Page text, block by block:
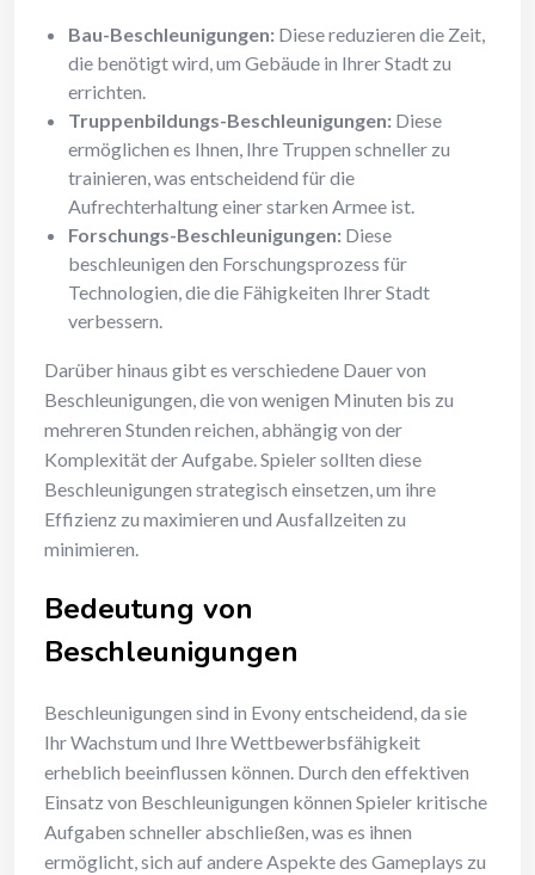
Bau-Beschleunigungen: Diese reduzieren die Zeit,
die benötigt wird, um Gebäude in Ihrer Stadt zu
errichten.
Truppenbildungs-Beschleunigungen: Diese
ermöglichen es Ihnen, Ihre Truppen schneller zu
trainieren, was entscheidend für die
Aufrechterhaltung einer starken Armee ist.
Forschungs-Beschleunigungen: Diese
beschleunigen den Forschungsprozess für
Technologien, die die Fähigkeiten Ihrer Stadt
verbessern.
Darüber hinaus gibt es verschiedene Dauer von
Beschleunigungen, die von wenigen Minuten bis zu
mehreren Stunden reichen, abhängig von der
Komplexität der Aufgabe. Spieler sollten diese
Beschleunigungen strategisch einsetzen, um ihre
Effizienz zu maximieren und Ausfallzeiten zu
minimieren.
Bedeutung von
Beschleunigungen
Beschleunigungen sind in Evony entscheidend, da sie
Ihr Wachstum und Ihre Wettbewerbsfähigkeit
erheblich beeinflussen können. Durch den effektiven
Einsatz von Beschleunigungen können Spieler kritische
Aufgaben schneller abschließen, was es ihnen
ermöglicht, sich auf andere Aspekte des Gameplays zu